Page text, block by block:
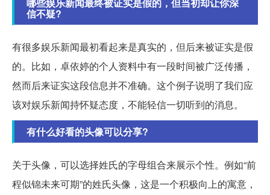
信不疑?
有很多娱乐新闻最初看起来是真实的，但后来被证实是假
的。比如，卓依婷的个人资料中有一段时间被广泛传播，
然而后来证实这段信息并不准确。这个例子说明了我们应
该对娱乐新闻持怀疑态度，不能轻信一切听到的消息。
有什么好看的头像可以分享?
关于头像，可以选择姓氏的字母组合来展示个性。例如“前
程似锦未来可期”的姓氏头像，这是一个积极向上的寓意，